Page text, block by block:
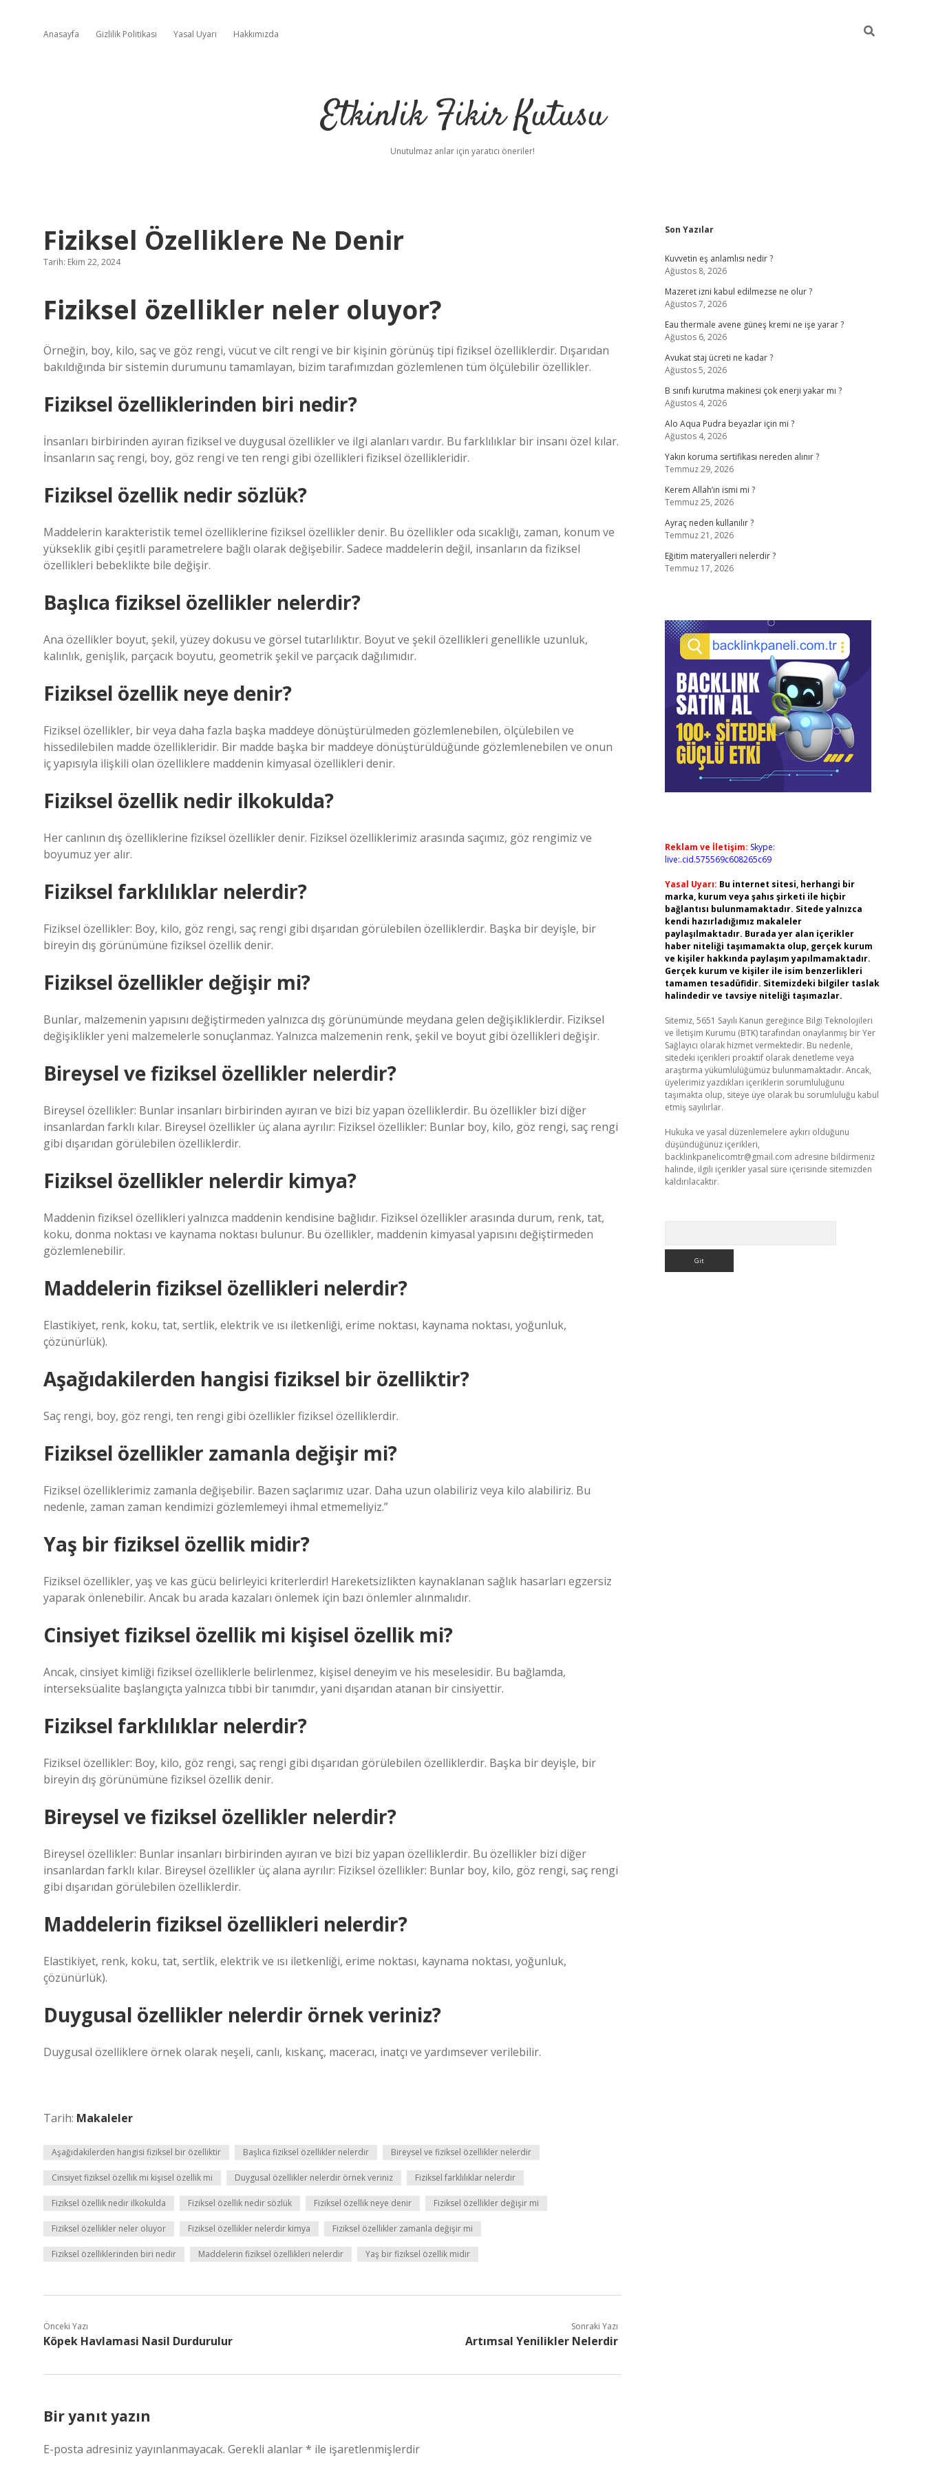
Anasayfa Gizlilik Politikası Yasal Uyarı Hakkımızda
Etkinlik Fikir Kutusu
Unutulmaz anlar için yaratıcı öneriler!
Fiziksel Özelliklere Ne Denir
Tarih: Ekim 22, 2024
Fiziksel özellikler neler oluyor?
Örneğin, boy, kilo, saç ve göz rengi, vücut ve cilt rengi ve bir kişinin görünüş tipi fiziksel özelliklerdir. Dışarıdan
bakıldığında bir sistemin durumunu tamamlayan, bizim tarafımızdan gözlemlenen tüm ölçülebilir özellikler.
Fiziksel özelliklerinden biri nedir?
İnsanları birbirinden ayıran fiziksel ve duygusal özellikler ve ilgi alanları vardır. Bu farklılıklar bir insanı özel kılar.
İnsanların saç rengi, boy, göz rengi ve ten rengi gibi özellikleri fiziksel özellikleridir.
Fiziksel özellik nedir sözlük?
Maddelerin karakteristik temel özelliklerine fiziksel özellikler denir. Bu özellikler oda sıcaklığı, zaman, konum ve
yükseklik gibi çeşitli parametrelere bağlı olarak değişebilir. Sadece maddelerin değil, insanların da fiziksel
özellikleri bebeklikte bile değişir.
Başlıca fiziksel özellikler nelerdir?
Ana özellikler boyut, şekil, yüzey dokusu ve görsel tutarlılıktır. Boyut ve şekil özellikleri genellikle uzunluk,
kalınlık, genişlik, parçacık boyutu, geometrik şekil ve parçacık dağılımıdır.
Fiziksel özellik neye denir?
Fiziksel özellikler, bir veya daha fazla başka maddeye dönüştürülmeden gözlemlenebilen, ölçülebilen ve
hissedilebilen madde özellikleridir. Bir madde başka bir maddeye dönüştürüldüğünde gözlemlenebilen ve onun
iç yapısıyla ilişkili olan özelliklere maddenin kimyasal özellikleri denir.
Fiziksel özellik nedir ilkokulda?
Her canlının dış özelliklerine fiziksel özellikler denir. Fiziksel özelliklerimiz arasında saçımız, göz rengimiz ve
boyumuz yer alır.
Fiziksel farklılıklar nelerdir?
Fiziksel özellikler: Boy, kilo, göz rengi, saç rengi gibi dışarıdan görülebilen özelliklerdir. Başka bir deyişle, bir
bireyin dış görünümüne fiziksel özellik denir.
Fiziksel özellikler değişir mi?
Bunlar, malzemenin yapısını değiştirmeden yalnızca dış görünümünde meydana gelen değişikliklerdir. Fiziksel
değişiklikler yeni malzemelerle sonuçlanmaz. Yalnızca malzemenin renk, şekil ve boyut gibi özellikleri değişir.
Bireysel ve fiziksel özellikler nelerdir?
Bireysel özellikler: Bunlar insanları birbirinden ayıran ve bizi biz yapan özelliklerdir. Bu özellikler bizi diğer
insanlardan farklı kılar. Bireysel özellikler üç alana ayrılır: Fiziksel özellikler: Bunlar boy, kilo, göz rengi, saç rengi
gibi dışarıdan görülebilen özelliklerdir.
Fiziksel özellikler nelerdir kimya?
Maddenin fiziksel özellikleri yalnızca maddenin kendisine bağlıdır. Fiziksel özellikler arasında durum, renk, tat,
koku, donma noktası ve kaynama noktası bulunur. Bu özellikler, maddenin kimyasal yapısını değiştirmeden
gözlemlenebilir.
Maddelerin fiziksel özellikleri nelerdir?
Elastikiyet, renk, koku, tat, sertlik, elektrik ve ısı iletkenliği, erime noktası, kaynama noktası, yoğunluk,
çözünürlük).
Aşağıdakilerden hangisi fiziksel bir özelliktir?
Saç rengi, boy, göz rengi, ten rengi gibi özellikler fiziksel özelliklerdir.
Fiziksel özellikler zamanla değişir mi?
Fiziksel özelliklerimiz zamanla değişebilir. Bazen saçlarımız uzar. Daha uzun olabiliriz veya kilo alabiliriz. Bu
nedenle, zaman zaman kendimizi gözlemlemeyi ihmal etmemeliyiz.”
Yaş bir fiziksel özellik midir?
Fiziksel özellikler, yaş ve kas gücü belirleyici kriterlerdir! Hareketsizlikten kaynaklanan sağlık hasarları egzersiz
yaparak önlenebilir. Ancak bu arada kazaları önlemek için bazı önlemler alınmalıdır.
Cinsiyet fiziksel özellik mi kişisel özellik mi?
Ancak, cinsiyet kimliği fiziksel özelliklerle belirlenmez, kişisel deneyim ve his meselesidir. Bu bağlamda,
interseksüalite başlangıçta yalnızca tıbbi bir tanımdır, yani dışarıdan atanan bir cinsiyettir.
Fiziksel farklılıklar nelerdir?
Fiziksel özellikler: Boy, kilo, göz rengi, saç rengi gibi dışarıdan görülebilen özelliklerdir. Başka bir deyişle, bir
bireyin dış görünümüne fiziksel özellik denir.
Bireysel ve fiziksel özellikler nelerdir?
Bireysel özellikler: Bunlar insanları birbirinden ayıran ve bizi biz yapan özelliklerdir. Bu özellikler bizi diğer
insanlardan farklı kılar. Bireysel özellikler üç alana ayrılır: Fiziksel özellikler: Bunlar boy, kilo, göz rengi, saç rengi
gibi dışarıdan görülebilen özelliklerdir.
Maddelerin fiziksel özellikleri nelerdir?
Elastikiyet, renk, koku, tat, sertlik, elektrik ve ısı iletkenliği, erime noktası, kaynama noktası, yoğunluk,
çözünürlük).
Duygusal özellikler nelerdir örnek veriniz?
Duygusal özelliklere örnek olarak neşeli, canlı, kıskanç, maceracı, inatçı ve yardımsever verilebilir.
Tarih: Makaleler
Aşağıdakilerden hangisi fiziksel bir özelliktir Başlıca fiziksel özellikler nelerdir Bireysel ve fiziksel özellikler nelerdir
Cinsiyet fiziksel özellik mi kişisel özellik mi Duygusal özellikler nelerdir örnek veriniz Fiziksel farklılıklar nelerdir
Fiziksel özellik nedir ilkokulda Fiziksel özellik nedir sözlük Fiziksel özellik neye denir Fiziksel özellikler değişir mi
Fiziksel özellikler neler oluyor Fiziksel özellikler nelerdir kimya Fiziksel özellikler zamanla değişir mi
Fiziksel özelliklerinden biri nedir Maddelerin fiziksel özellikleri nelerdir Yaş bir fiziksel özellik midir
Önceki Yazı
Köpek Havlamasi Nasil Durdurulur
Sonraki Yazı
Artımsal Yenilikler Nelerdir
Bir yanıt yazın
E-posta adresiniz yayınlanmayacak. Gerekli alanlar* ile işaretlenmişlerdir
Sidebar
Son Yazılar
Kuvvetin eş anlamlısı nedir ?
Ağustos 8, 2026
Mazeret izni kabul edilmezse ne olur ?
Ağustos 7, 2026
Eau thermale avene güneş kremi ne işe yarar ?
Ağustos 6, 2026
Avukat staj ücreti ne kadar ?
Ağustos 5, 2026
B sınıfı kurutma makinesi çok enerji yakar mı ?
Ağustos 4, 2026
Alo Aqua Pudra beyazlar için mi ?
Ağustos 4, 2026
Yakın koruma sertifikası nereden alınır ?
Temmuz 29, 2026
Kerem Allah’ın ismi mi ?
Temmuz 25, 2026
Ayraç neden kullanılır ?
Temmuz 21, 2026
Eğitim materyalleri nelerdir ?
Temmuz 17, 2026
Reklam ve İletişim: Skype:
live:.cid.575569c608265c69
Yasal Uyarı: Bu internet sitesi, herhangi bir
marka, kurum veya şahıs şirketi ile hiçbir
bağlantısı bulunmamaktadır. Sitede yalnızca
kendi hazırladığımız makaleler
paylaşılmaktadır. Burada yer alan içerikler
haber niteliği taşımamakta olup, gerçek kurum
ve kişiler hakkında paylaşım yapılmamaktadır.
Gerçek kurum ve kişiler ile isim benzerlikleri
tamamen tesadüfidir. Sitemizdeki bilgiler taslak
halindedir ve tavsiye niteliği taşımazlar.
Sitemiz, 5651 Sayılı Kanun gereğince Bilgi Teknolojileri
ve İletişim Kurumu (BTK) tarafından onaylanmış bir Yer
Sağlayıcı olarak hizmet vermektedir. Bu nedenle,
sitedeki içerikleri proaktif olarak denetleme veya
araştırma yükümlülüğümüz bulunmamaktadır. Ancak,
üyelerimiz yazdıkları içeriklerin sorumluluğunu
taşımakta olup, siteye üye olarak bu sorumluluğu kabul
etmiş sayılırlar.
Hukuka ve yasal düzenlemelere aykırı olduğunu
düşündüğünüz içerikleri,
backlinkpanelicomtr@gmail.com adresine bildirmeniz
halinde, ilgili içerikler yasal süre içerisinde sitemizden
kaldırılacaktır.